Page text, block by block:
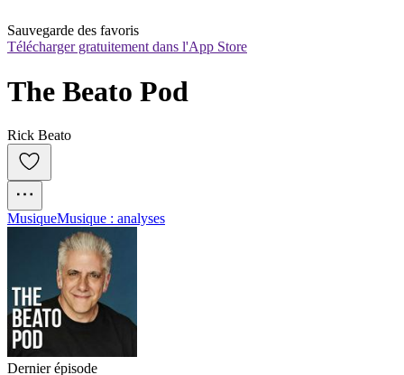
Sauvegarde des favoris
Télécharger gratuitement dans l'App Store
The Beato Pod
Rick Beato
MusiqueMusique : analyses
Dernier épisode